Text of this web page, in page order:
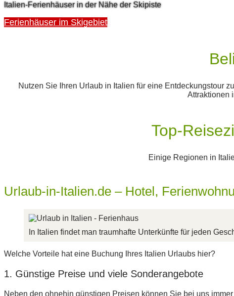
Italien-Ferienhäuser in der Nähe der Skipiste
Ferienhäuser im Skigebiet
Nutzen Sie Ihren Urlaub in Italien für eine Entdeckungstour
Attraktionen
Top-
Einige Regionen in
Urlaub-in-Italien.de – Hotel,
In Italien findet man traumhafte Unterkünfte für jeden
Welche Vorteile hat eine Buchung Ihres Italien Urlaubs hier?
1. Günstige Preise und viele Sonderangebote
Neben den ohnehin günstigen Preisen können Sie bei uns